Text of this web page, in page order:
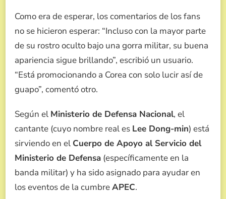
Como era de esperar, los comentarios de los fans
no se hicieron esperar: “Incluso con la mayor parte
de su rostro oculto bajo una gorra militar, su buena
apariencia sigue brillando”, escribió un usuario.
“Está promocionando a Corea con solo lucir así de
guapo”, comentó otro.
Según el Ministerio de Defensa Nacional, el
cantante (cuyo nombre real es Lee Dong-min) está
sirviendo en el Cuerpo de Apoyo al Servicio del
Ministerio de Defensa (específicamente en la
banda militar) y ha sido asignado para ayudar en
los eventos de la cumbreAPEC.